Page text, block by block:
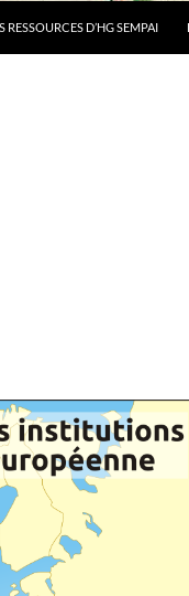
RESSOURCES D’HG SEMPAI